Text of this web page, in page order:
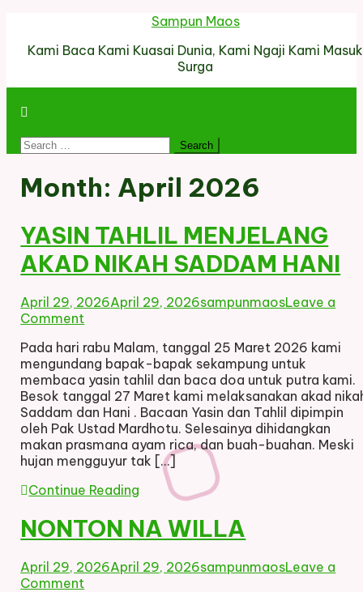
content
Sampun Maos
Kami Baca Kami Kuasai Dunia, Kami Ngaji Kami Masuk
Surga
Search
Month: April 2026
YASIN TAHLIL MENJELANG
AKAD NIKAH SADDAM HANI
April 29, 2026April 29, 2026sampunmaosLeave a
Comment
TAHLIL
MENJELANG
AKAD
NIKAH
SADDAM
HANI
Pada hari rabu Malam, tanggal 25 Maret 2026 kami
mengundang bapak-bapak sekampung untuk
membaca yasin tahlil dan baca doa untuk putra kami.
Besok tanggal 27 Maret kami melaksanakan akad
Saddam dan Hani . Bacaan Yasin dan Tahlil dipimpin
oleh Pak Ustad Mardhotu. Selesainya dihidangkan
makan prasmana ayam rica, dan buah-buahan. Meski
hujan mengguyur tak […]
Continue Reading
NONTON NA WILLA
April 29, 2026April 29, 2026sampunmaosLeave a
Comment